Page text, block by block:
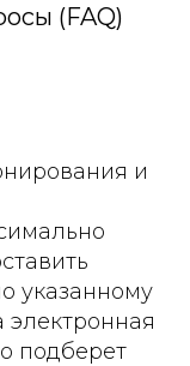
(FAQ)
и
указанному
подберет